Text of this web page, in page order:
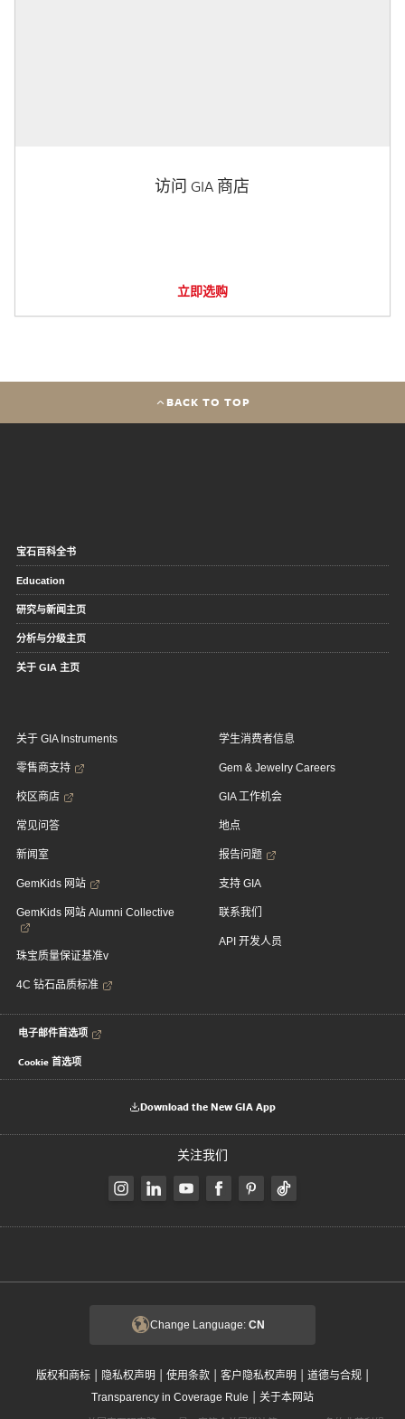
访问 GIA 商店
立即选购
BACK TO TOP
宝石百科全书
Education
研究与新闻主页
分析与分级主页
关于 GIA 主页
关于 GIA Instruments
零售商支持
校区商店
常见问答
新闻室
GemKids 网站
GemKids 网站 Alumni Collective
珠宝质量保证基准v
4C 钻石品质标准
学生消费者信息
Gem & Jewelry Careers
GIA 工作机会
地点
报告问题
支持 GIA
联系我们
API 开发人员
电子邮件首选项
Cookie 首选项
Download the New GIA App
关注我们
Change Language: CN
版权和商标 | 隐私权声明 | 使用条款 | 客户隐私权声明 | 道德与合规 |
Transparency in Coverage Rule | 关于本网站